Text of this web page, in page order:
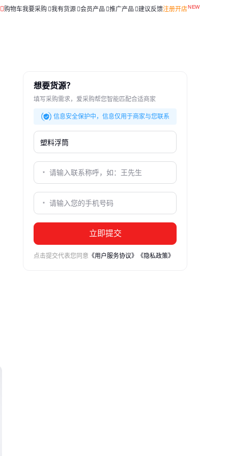
购物车我要采购 我有货源 会员产品 推广产品 建议反馈注册开店
想要货源？
填写采购需求，爱采购帮您智能匹配合适商家
信息安全保护中，信息仅用于商家与您联系
立即提交
点击提交代表您同意 《用户服务协议》 《隐私政策》